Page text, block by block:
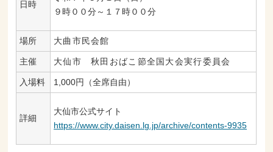
日時
９時００分～１７時００分
場所 大曲市民会館
主催 大仙市 秋田おばこ節全国大会実行委員会
入場料 1,000円（全席自由）
詳細
大仙市公式サイト
https://www.city.daisen.lg.jp/archive/contents-9935